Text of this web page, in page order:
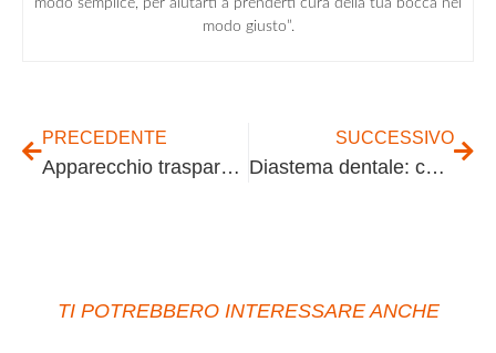
modo giusto”.
PRECEDENTE
Apparecchio trasparente: costi e come funziona
SUCCESSIVO
Diastema dentale: cos’è e come risolverlo con apparecchio
TI POTREBBERO INTERESSARE ANCHE